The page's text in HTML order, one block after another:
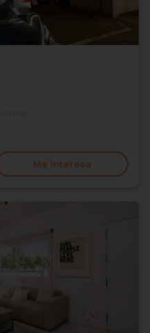
Me interesa